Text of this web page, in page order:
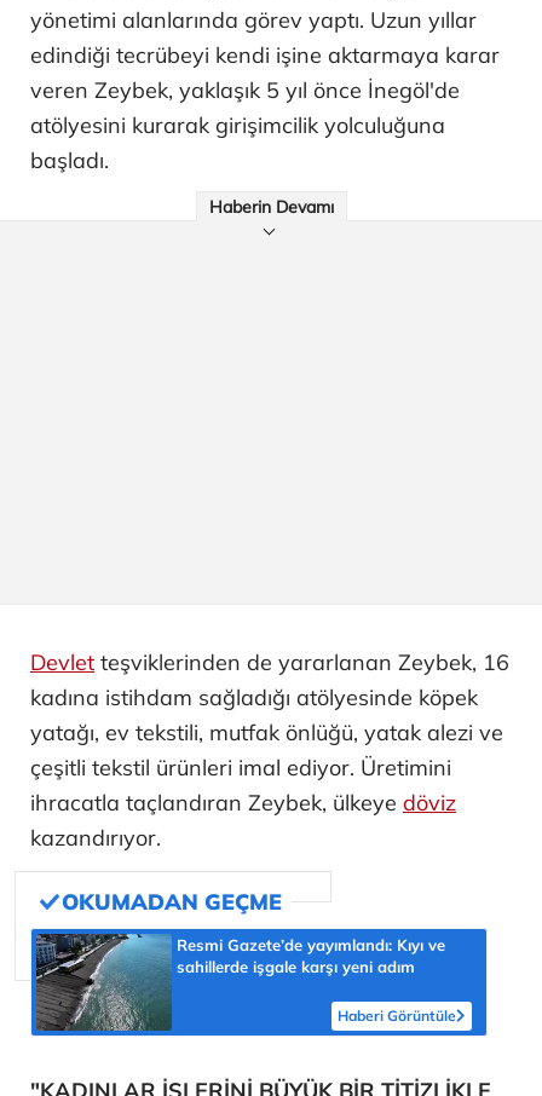
yönetimi alanlarında görev yaptı. Uzun yıllar
edindiği tecrübeyi kendi işine aktarmaya karar
veren Zeybek, yaklaşık 5 yıl önce İnegöl'de
atölyesini kurarak girişimcilik yolculuğuna
başladı.
Haberin Devamı
Devlet teşviklerinden de yararlanan Zeybek, 16
kadına istihdam sağladığı atölyesinde köpek
yatağı, ev tekstili, mutfak önlüğü, yatak alezi ve
çeşitli tekstil ürünleri imal ediyor. Üretimini
ihracatla taçlandıran Zeybek, ülkeye döviz
kazandırıyor.
Resmi Gazete’de yayımlandı: Kıyı ve
sahillerde işgale karşı yeni adım
Haberi Görüntüle
"KADINLAR İŞLERİNİ BÜYÜK BİR TİTİZLİKLE